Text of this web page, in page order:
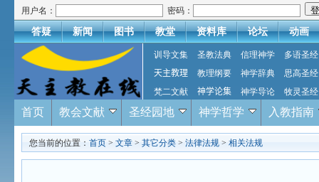
用户名： 密码：
答疑 新闻 图书 教堂 资料库 论坛 动画
训导文集 圣教法典 信理神学
多语圣经
天主教理
教理纲要 神学辞典
思高圣经
梵二文献
神学论集 神学导论 牧灵圣经
首页 教会文献 圣经园地 神学哲学 入教指南
您当前的位置： 首页 > 文章 > 其它分类 > 法律法规 > 相关法规